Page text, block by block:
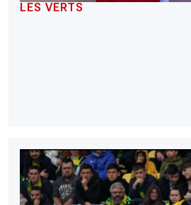
LES VERTS